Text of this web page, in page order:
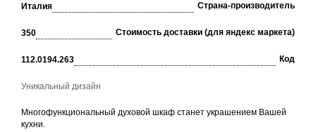
Италия Страна-производитель
350 Стоимость доставки (для яндекс маркета)
112.0194.263 Код
Уникальный дизайн
Многофункциональный духовой шкаф станет украшением Вашей
кухни.